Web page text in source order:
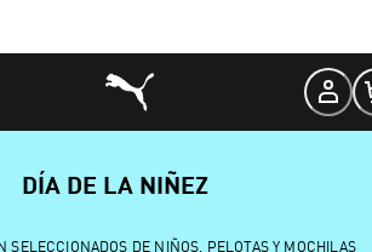
DÍA DE LA NIÑEZ
SELECCIONADOS DE NIÑOS, PELOTAS Y MOCHILAS